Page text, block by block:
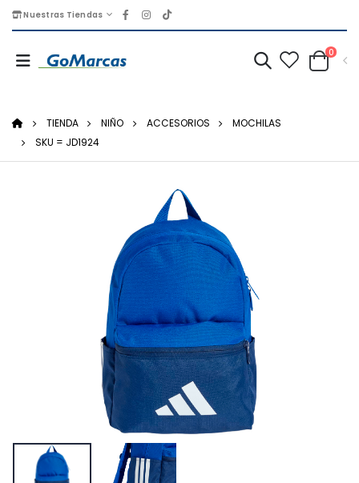
Nuestras Tiendas
0
TIENDA NIÑO ACCESORIOS
MOCHILAS
SKU = JD1924